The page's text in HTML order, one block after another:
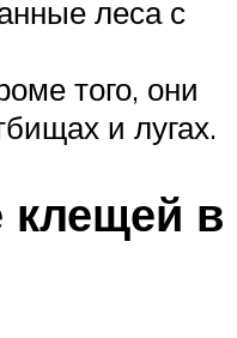
леса с
того, они
и лугах.
клещей в